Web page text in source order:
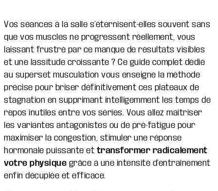
Vos séances à la salle s’éternisent-elles souvent sans
que vos muscles ne progressent réellement, vous
laissant frustré par ce manque de résultats visibles
et une lassitude croissante ? Ce guide complet dédié
au superset musculation vous enseigne la méthode
précise pour briser définitivement ces plateaux de
stagnation en supprimant intelligemment les temps de
repos inutiles entre vos séries. Vous allez maîtriser
les variantes antagonistes ou de pré-fatigue pour
maximiser la congestion, stimuler une réponse
hormonale puissante et transformer radicalement
votre physique grâce à une intensité d’entraînement
enfin décuplée et efficace.